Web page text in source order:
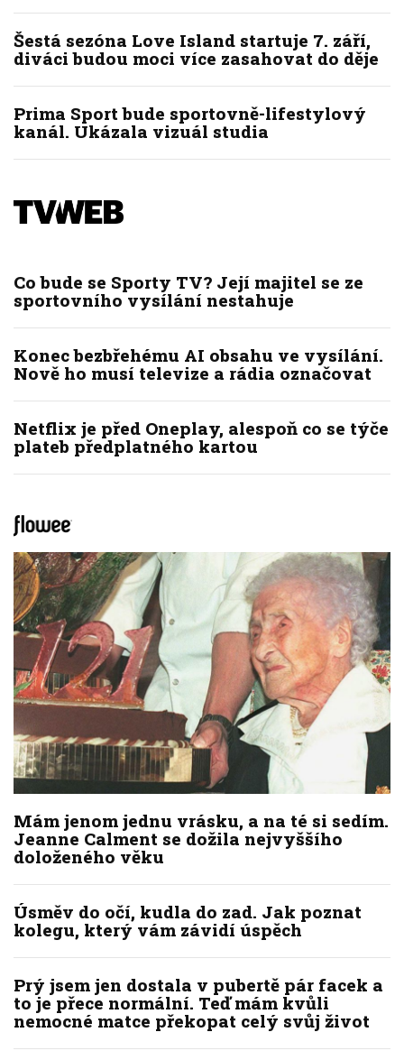
Šestá sezóna Love Island startuje 7. září,
diváci budou moci více zasahovat do děje
Prima Sport bude sportovně-lifestylový
kanál. Ukázala vizuál studia
Co bude se Sporty TV? Její majitel se ze
sportovního vysílání nestahuje
Konec bezbřehému AI obsahu ve vysílání.
Nově ho musí televize a rádia označovat
Netflix je před Oneplay, alespoň co se týče
plateb předplatného kartou
Mám jenom jednu vrásku, a na té si sedím.
Jeanne Calment se dožila nejvyššího
doloženého věku
Úsměv do očí, kudla do zad. Jak poznat
kolegu, který vám závidí úspěch
Prý jsem jen dostala v pubertě pár facek a
to je přece normální. Teď mám kvůli
nemocné matce překopat celý svůj život